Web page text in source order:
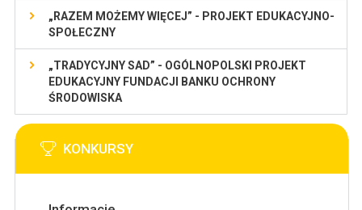
„RAZEM MOŻEMY WIĘCEJ” - PROJEKT EDUKACYJNO-
SPOŁECZNY
„TRADYCYJNY SAD” - OGÓLNOPOLSKI PROJEKT
EDUKACYJNY FUNDACJI BANKU OCHRONY
ŚRODOWISKA
KONKURSY